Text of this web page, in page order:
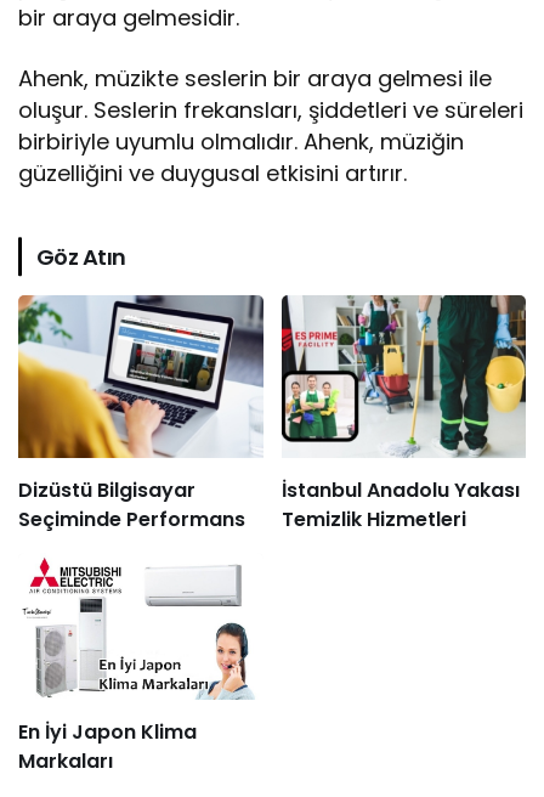
bir araya gelmesidir.
Ahenk, müzikte seslerin bir araya gelmesi ile
oluşur. Seslerin frekansları, şiddetleri ve süreleri
birbiriyle uyumlu olmalıdır. Ahenk, müziğin
güzelliğini ve duygusal etkisini artırır.
Göz Atın
Dizüstü Bilgisayar
Seçiminde Performans
İstanbul Anadolu Yakası
Temizlik Hizmetleri
En İyi Japon Klima
Markaları